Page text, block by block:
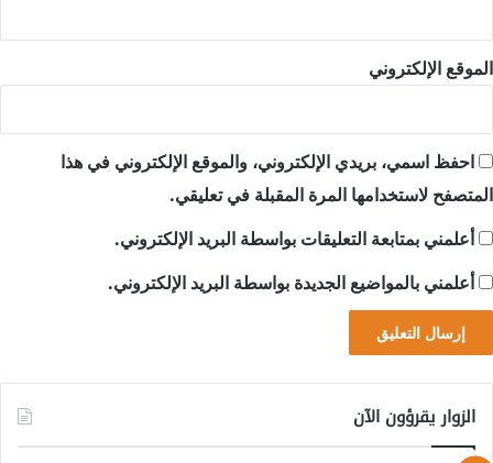
الموقع الإلكتروني
احفظ اسمي، بريدي الإلكتروني، والموقع الإلكتروني في هذا
المتصفح لاستخدامها المرة المقبلة في تعليقي.
أعلمني بمتابعة التعليقات بواسطة البريد الإلكتروني.
أعلمني بالمواضيع الجديدة بواسطة البريد الإلكتروني.
الزوار يقرؤون الآن